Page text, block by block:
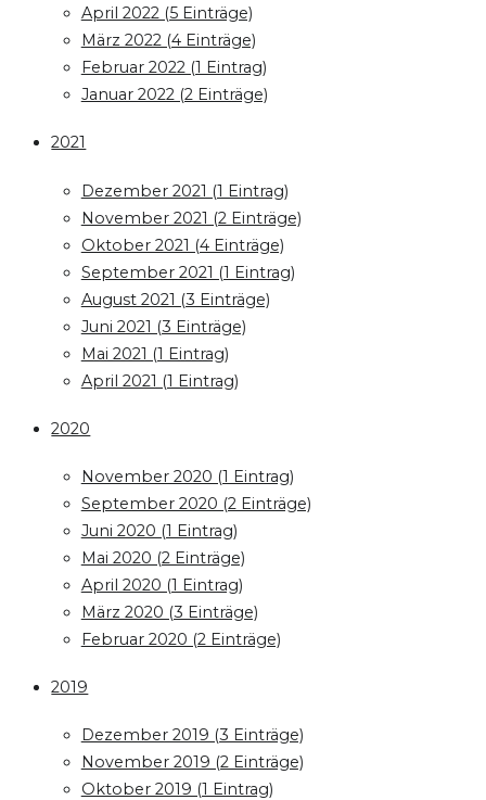
April 2022 (5 Einträge)
März 2022 (4 Einträge)
Februar 2022 (1 Eintrag)
Januar 2022 (2 Einträge)
2021
Dezember 2021 (1 Eintrag)
November 2021 (2 Einträge)
Oktober 2021 (4 Einträge)
September 2021 (1 Eintrag)
August 2021 (3 Einträge)
Juni 2021 (3 Einträge)
Mai 2021 (1 Eintrag)
April 2021 (1 Eintrag)
2020
November 2020 (1 Eintrag)
September 2020 (2 Einträge)
Juni 2020 (1 Eintrag)
Mai 2020 (2 Einträge)
April 2020 (1 Eintrag)
März 2020 (3 Einträge)
Februar 2020 (2 Einträge)
2019
Dezember 2019 (3 Einträge)
November 2019 (2 Einträge)
Oktober 2019 (1 Eintrag)